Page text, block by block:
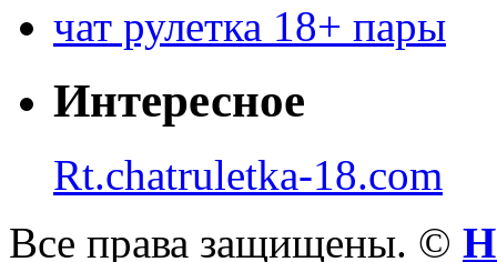
чат рулетка 18+ пары
Интересное
Rt.chatruletka-18.com
Все права защищены. ©